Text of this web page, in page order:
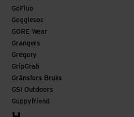
GoFluo
Gogglesoc
GORE Wear
Grangers
Gregory
GripGrab
Gränsfors Bruks
GSI Outdoors
Guppyfriend